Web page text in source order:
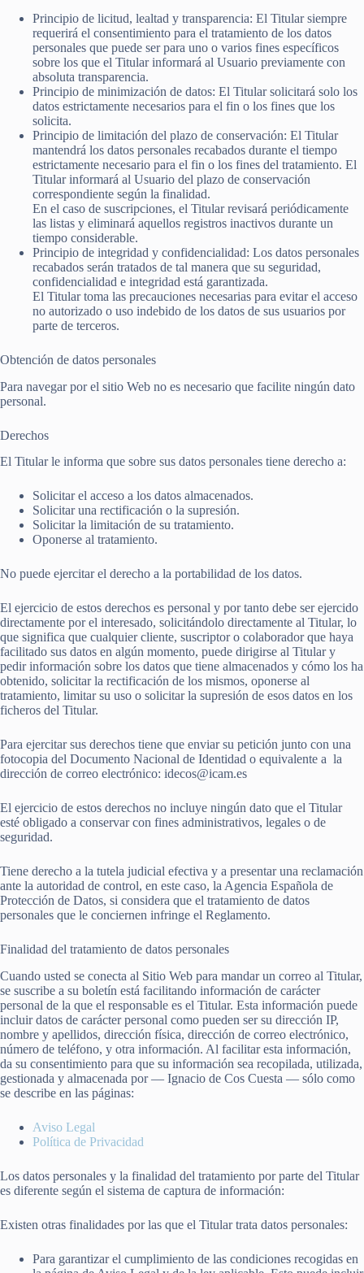
Principio de licitud, lealtad y transparencia: El Titular siempre
requerirá el consentimiento para el tratamiento de los datos
personales que puede ser para uno o varios fines específicos
sobre los que el Titular informará al Usuario previamente con
absoluta transparencia.
Principio de minimización de datos: El Titular solicitará solo los
datos estrictamente necesarios para el fin o los fines que los
solicita.
Principio de limitación del plazo de conservación: El Titular
mantendrá los datos personales recabados durante el tiempo
estrictamente necesario para el fin o los fines del tratamiento. El
Titular informará al Usuario del plazo de conservación
correspondiente según la finalidad.
En el caso de suscripciones, el Titular revisará periódicamente
las listas y eliminará aquellos registros inactivos durante un
tiempo considerable.
Principio de integridad y confidencialidad: Los datos personales
recabados serán tratados de tal manera que su seguridad,
confidencialidad e integridad está garantizada.
El Titular toma las precauciones necesarias para evitar el acceso
no autorizado o uso indebido de los datos de sus usuarios por
parte de terceros.
Obtención de datos personales
Para navegar por el sitio Web no es necesario que facilite ningún dato
personal.
Derechos
El Titular le informa que sobre sus datos personales tiene derecho a:
Solicitar el acceso a los datos almacenados.
Solicitar una rectificación o la supresión.
Solicitar la limitación de su tratamiento.
Oponerse al tratamiento.
No puede ejercitar el derecho a la portabilidad de los datos.
El ejercicio de estos derechos es personal y por tanto debe ser ejercido
directamente por el interesado, solicitándolo directamente al Titular, lo
que significa que cualquier cliente, suscriptor o colaborador que haya
facilitado sus datos en algún momento, puede dirigirse al Titular y
pedir información sobre los datos que tiene almacenados y cómo los ha
obtenido, solicitar la rectificación de los mismos, oponerse al
tratamiento, limitar su uso o solicitar la supresión de esos datos en los
ficheros del Titular.
Para ejercitar sus derechos tiene que enviar su petición junto con una
fotocopia del Documento Nacional de Identidad o equivalente a la
dirección de correo electrónico: idecos@icam.es
El ejercicio de estos derechos no incluye ningún dato que el Titular
esté obligado a conservar con fines administrativos, legales o de
seguridad.
Tiene derecho a la tutela judicial efectiva y a presentar una reclamación
ante la autoridad de control, en este caso, la Agencia Española de
Protección de Datos, si considera que el tratamiento de datos
personales que le conciernen infringe el Reglamento.
Finalidad del tratamiento de datos personales
Cuando usted se conecta al Sitio Web para mandar un correo al Titular,
se suscribe a su boletín está facilitando información de carácter
personal de la que el responsable es el Titular. Esta información puede
incluir datos de carácter personal como pueden ser su dirección IP,
nombre y apellidos, dirección física, dirección de correo electrónico,
número de teléfono, y otra información. Al facilitar esta información,
da su consentimiento para que su información sea recopilada, utilizada,
gestionada y almacenada por — Ignacio de Cos Cuesta — sólo como
se describe en las páginas:
Aviso Legal
Política de Privacidad
Los datos personales y la finalidad del tratamiento por parte del Titular
es diferente según el sistema de captura de información:
Existen otras finalidades por las que el Titular trata datos personales:
Para garantizar el cumplimiento de las condiciones recogidas en